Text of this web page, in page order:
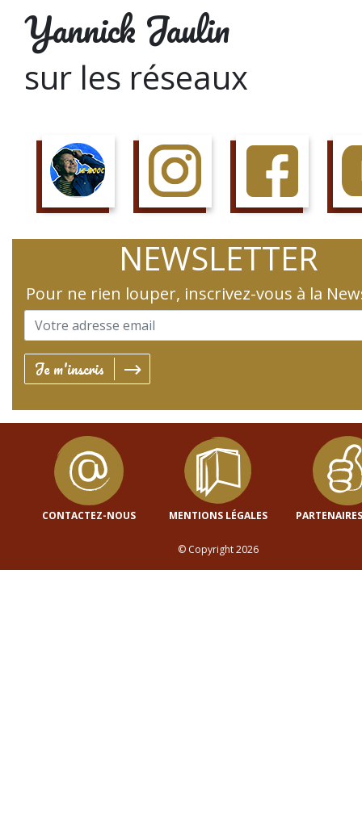
Yannick Jaulin
sur les réseaux
NEWSLETTER
Pour ne rien louper, inscrivez-vous à la
Je m'inscris
CONTACTEZ-NOUS MENTIONS LÉGALES
© Copyright 2026